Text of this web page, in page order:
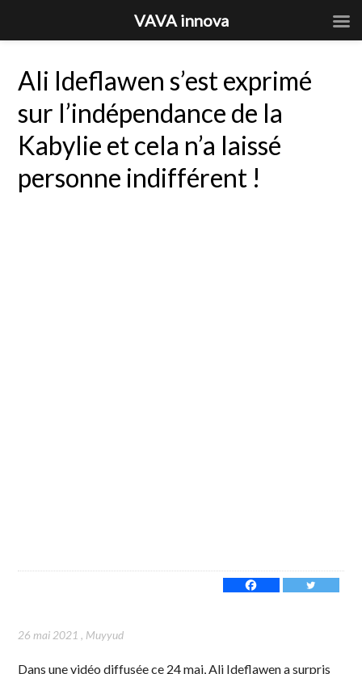
Ali Ideflawen s’est exprimé
sur l’indépendance de la
Kabylie et cela n’a laissé
personne indifférent !
26 mai 2021 , Muyyud
Dans une vidéo diffusée ce 24 mai, Ali Ideflawen a surpris
VAVA innova